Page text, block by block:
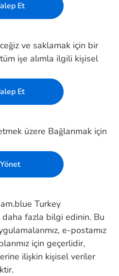
Et
ve saklamak için bir
işe alımla ilgili kişisel
Et
üzere Bağlanmak için
Yönet
Turkey
daha fazla bilgi edinin. Bu
e-postamız
için geçerlidir,
ilişkin kişisel veriler